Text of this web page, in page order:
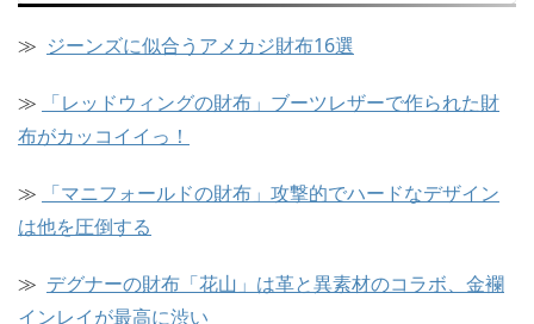
≫ ジーンズに似合うアメカジ財布16選
≫
「レッドウィングの財布」ブーツレザーで作られた財
布がカッコイイっ！
≫
「マニフォールドの財布」攻撃的でハードなデザイン
は他を圧倒する
≫ デグナーの財布「花山」は革と異素材のコラボ、金襴
インレイが最高に渋い